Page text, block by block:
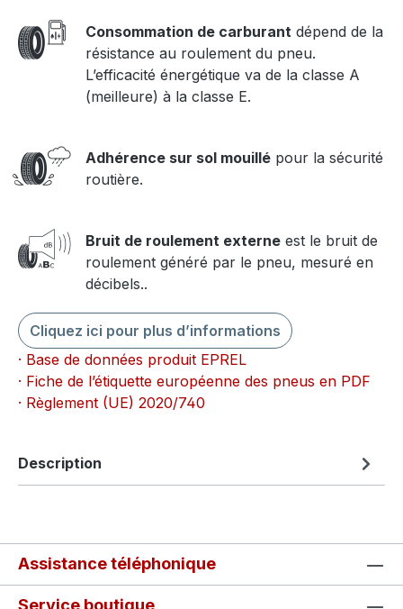
Consommation de carburant dépend de la
résistance au roulement du pneu.
L’efficacité énergétique va de la classe A
(meilleure) à la classe E.
Adhérence sur sol mouillé pour la sécurité
routière.
Bruit de roulement externe est le bruit de
roulement généré par le pneu, mesuré en
décibels..
Cliquez ici pour plus d’informations
· Base de données produit EPREL
· Fiche de l’étiquette européenne des pneus en PDF
· Règlement (UE) 2020/740
Description
Assistance téléphonique
Service boutique